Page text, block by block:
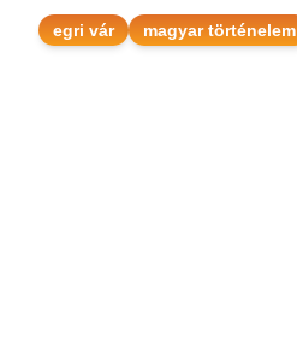
egri vár magyar történelem